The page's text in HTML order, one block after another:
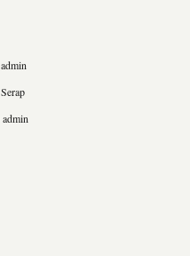
admin
Serap
admin